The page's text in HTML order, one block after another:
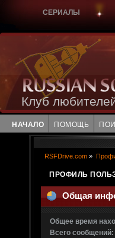
СЕРИАЛЫ
Клуб
НАЧАЛО ПОМОЩЬ
RSFDrive.com »
ПРОФИЛЬ
Общая
Общее время
Всего сообщений: